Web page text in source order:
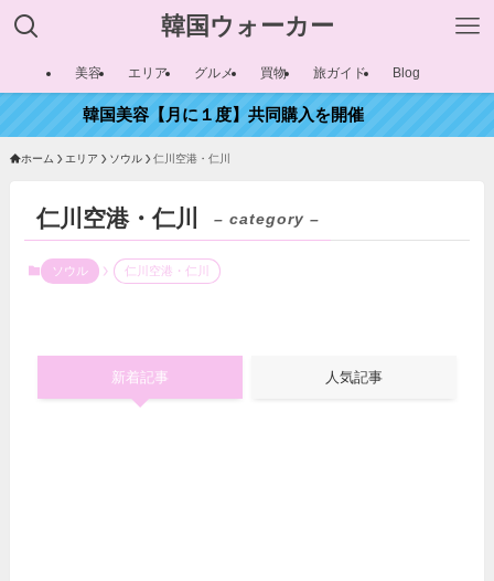
韓国ウォーカー
美容 エリア グルメ 買物 旅ガイド Blog
韓国美容【月に１度】共同購入を開催
ホーム エリア ソウル 仁川空港・仁川
仁川空港・仁川 – category –
ソウル 仁川空港・仁川
新着記事 人気記事